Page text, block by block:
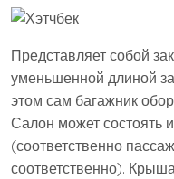
Представляет собой
уменьшенной длиной
этом сам багажник
Салон может состоять
(соответственно
соответственно).